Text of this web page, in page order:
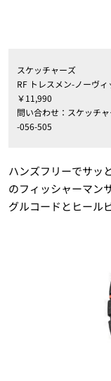
スケッチャーズ
RF トレスメン-ノーヴィ
￥11,990
問い合わせ：スケッチ
-056-505
ハンズフリーでサッ
のフィッシャーマン
グルコードとヒール